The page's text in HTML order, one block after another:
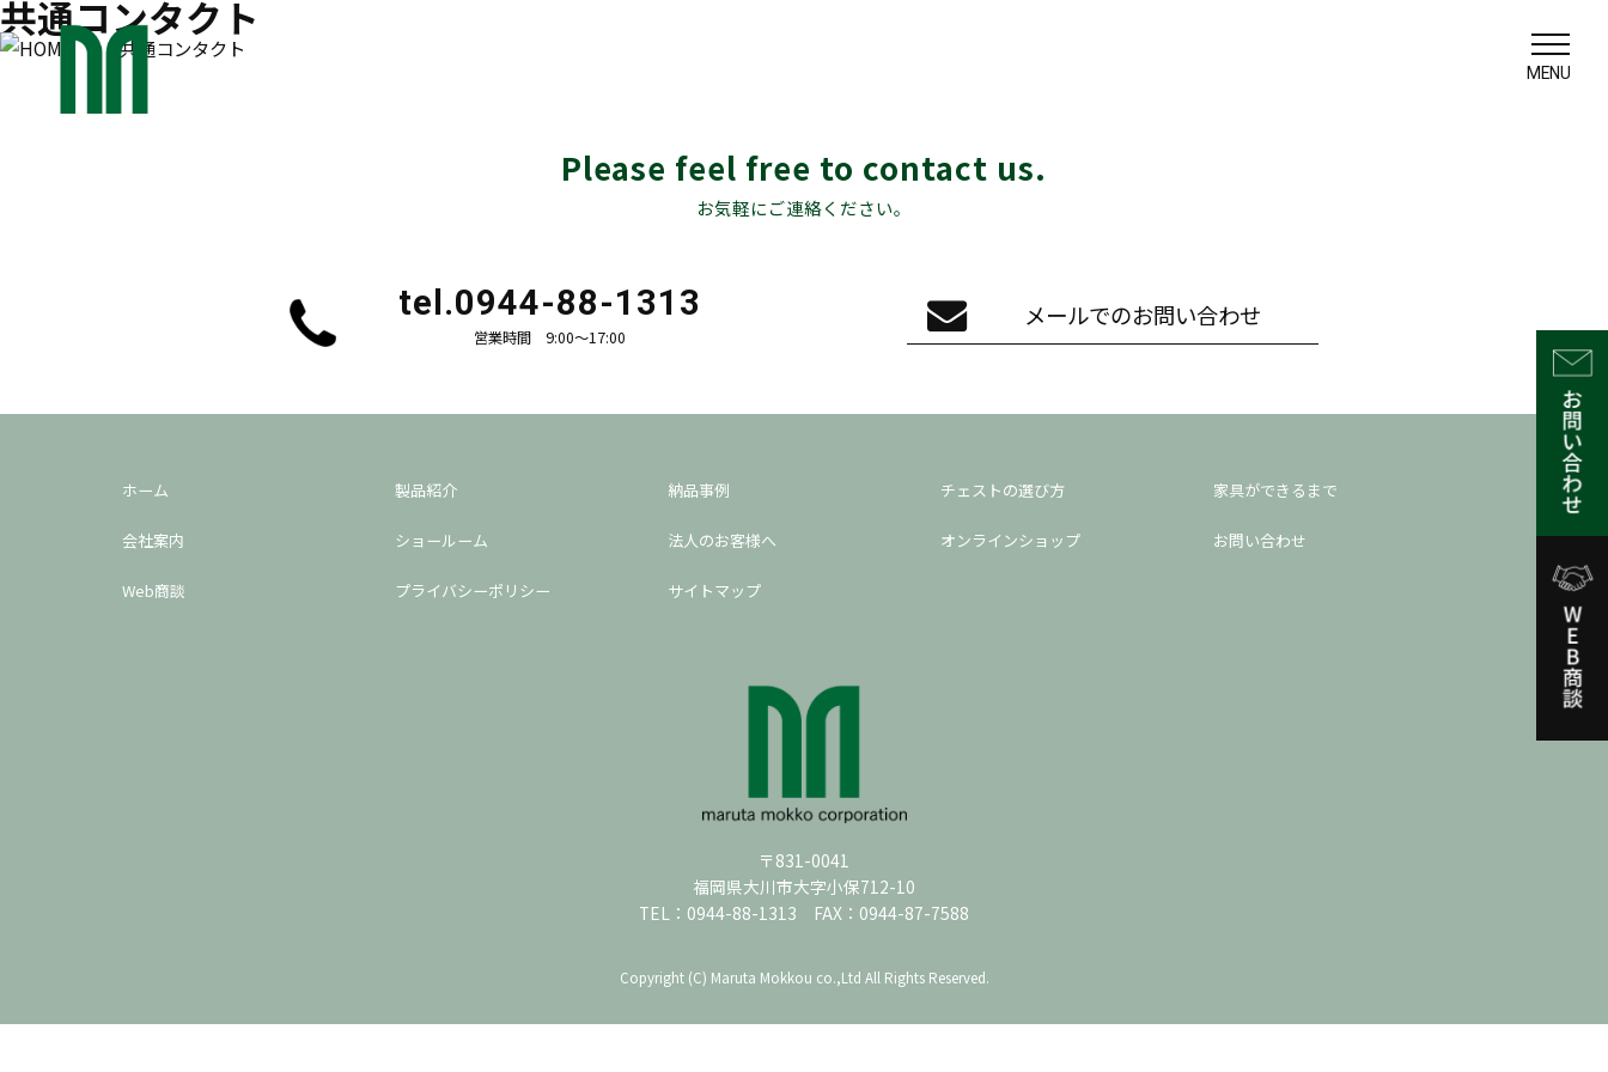
MENU
共通コンタクト
> 共通コンタクト
Please feel free to contact us.
お気軽にご連絡ください。
tel.0944-88-1313
営業時間 9:00〜17:00
メールでのお問い合わせ
ホーム 製品紹介 納品事例 チェストの選び方 家具ができるまで
会社案内 ショールーム 法人のお客様へ オンラインショップ お問い合わせ
Web商談 プライバシーポリシー サイトマップ
〒831-0041
福岡県大川市大字小保712-10
TEL： 0944-88-1313 FAX：0944-87-7588
Copyright (C) Maruta Mokkou co.,Ltd All Rights Reserved.